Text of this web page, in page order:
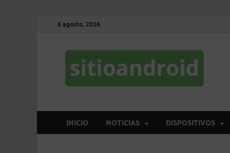
6 agosto, 2026
INICIO NOTICIAS DISPOSITIVOS